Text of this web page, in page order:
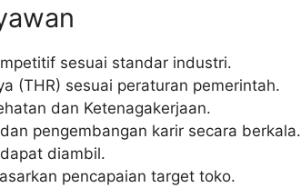
sesuai standar industri.
(THR) sesuai peraturan pemerintah.
dan Ketenagakerjaan.
pengembangan karir secara berkala.
diambil.
pencapaian target toko.